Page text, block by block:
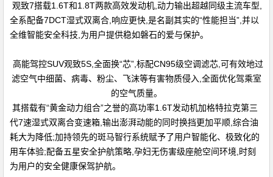
观致7搭载1.6T和1.8T两款高效发动机,动力输出超越同级主流车型,
全系配备7DCT湿式双离合,响应更快,是名副其实的“性能担当”,并以
全维智能安全科技,为用户提供稳如磐石的爱与保护。
高能驾控SUV观致5S,全面换“芯”,标配CN95级空调滤芯,可有效地过
滤空气中细菌、病毒、粉尘、飞沫等有害物质侵入,全面优化驾乘室
的空气质量。
其搭载有“黄金动力组合”之誉的高功率1.6T发动机加格特拉克第三
代7速湿式双离合变速箱,输出澎湃动能的同时换挡更加平顺,综合油
耗大为降低;加持领先的斑马智行系统赋予了用户智能化、极致化的
用车体验;配备五星安全护航策略,孕妇无伤害级座舱空间环境,时刻
为用户的安全健康保驾护航。